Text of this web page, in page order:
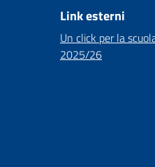
Link esterni
Un click per la
2025/26